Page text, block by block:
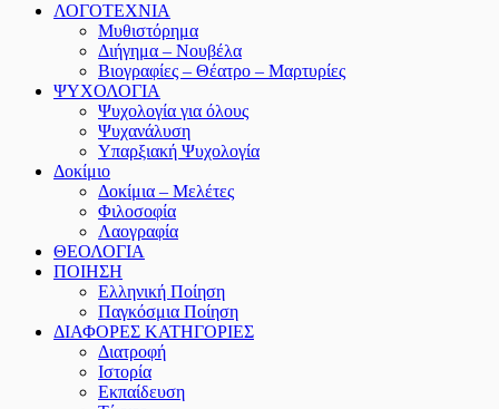
ΛΟΓΟΤΕΧΝΙΑ
Μυθιστόρημα
Διήγημα – Νουβέλα
Βιογραφίες – Θέατρο – Μαρτυρίες
ΨΥΧΟΛΟΓΙΑ
Ψυχολογία για όλους
Ψυχανάλυση
Υπαρξιακή Ψυχολογία
Δοκίμιο
Δοκίμια – Μελέτες
Φιλοσοφία
Λαογραφία
ΘΕΟΛΟΓΙΑ
ΠΟΙΗΣΗ
Ελληνική Ποίηση
Παγκόσμια Ποίηση
ΔΙΑΦΟΡΕΣ ΚΑΤΗΓΟΡΙΕΣ
Διατροφή
Ιστορία
Εκπαίδευση